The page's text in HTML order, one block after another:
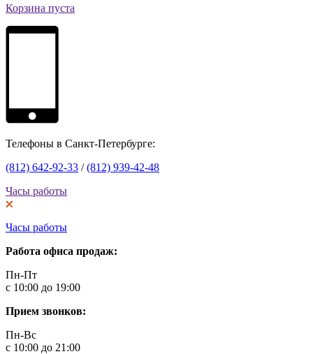
Корзина пуста
Телефоны в Санкт-Петербурге:
(812) 642-92-33 /(812) 939-42-48
Часы работы
Часы работы
Работа офиса продаж:
Пн-Пт
с 10:00 до 19:00
Прием звонков:
Пн-Вс
с 10:00 до 21:00